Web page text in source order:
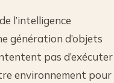
l’intelligence
génération d’objets
pas d’exécuter
environnement pour